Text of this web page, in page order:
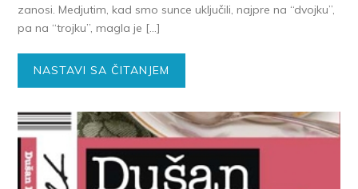
zanosi. Medjutim, kad smo sunce uključili, najpre na “dvojku”,
pa na “trojku”, magla je […]
NASTAVI SA ČITANJEM